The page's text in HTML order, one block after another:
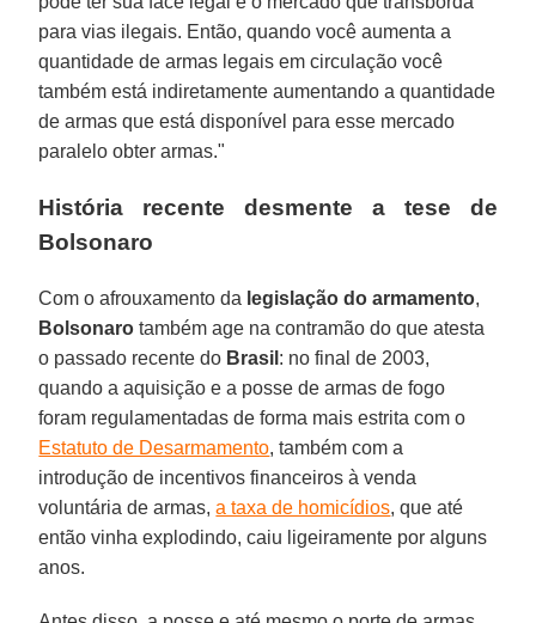
para vias ilegais. Então, quando você aumenta a
quantidade de armas legais em circulação você
também está indiretamente aumentando a quantidade
de armas que está disponível para esse mercado
paralelo obter armas."
História recente desmente a tese de
Bolsonaro
Com o afrouxamento da legislação do armamento,
Bolsonaro também age na contramão do que atesta
o passado recente do Brasil : no final de 2003,
quando a aquisição e a posse de armas de fogo
foram regulamentadas de forma mais estrita com o
Estatuto de Desarmamento, também com a
introdução de incentivos financeiros à venda
voluntária de armas,a taxa de homicídios, que até
então vinha explodindo, caiu ligeiramente por alguns
anos.